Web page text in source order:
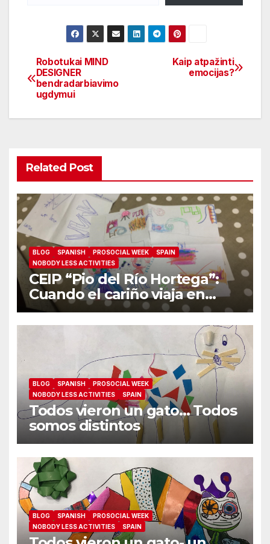
Kaip atpažinti
emocijas?
Robotukai MIND
DESIGNER
bendradarbiavimo
ugdymui
Related Post
BLOG SPANISH PROSOCIAL WEEK
SPAIN
NOBODY LESS ACTIVITIES
CEIP “Pio del Río Hortega”:
Cuando el cariño viaja en
carta
BLOG SPANISH
PROSOCIAL WEEK
NOBODY LESS ACTIVITIES
SPAIN
Todos vieron un gato… Todos
somos distintos
BLOG SPANISH
PROSOCIAL WEEK
NOBODY LESS ACTIVITIES
SPAIN